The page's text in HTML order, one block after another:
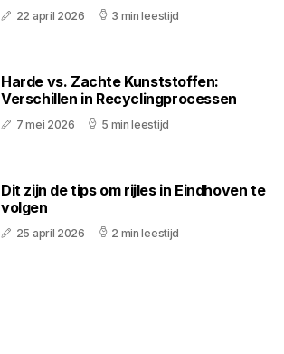
22 april 2026 3 min leestijd
Harde vs. Zachte Kunststoffen:
Verschillen in Recyclingprocessen
7 mei 2026 5 min leestijd
Dit zijn de tips om rijles in Eindhoven te
volgen
25 april 2026 2 min leestijd